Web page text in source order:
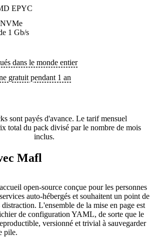
EPYC
NVMe
1 Gb/s
dans le monde entier
gratuit pendant 1 an
sont payés d'avance. Le tarif mensuel
total du pack divisé par le nombre de mois
inclus.
Mafl
open-source conçue pour les personnes
auto-hébergés et souhaitent un point de
distraction. L'ensemble de la mise en page est
de configuration YAML, de sorte que le
versionné et trivial à sauvegarder
pile.